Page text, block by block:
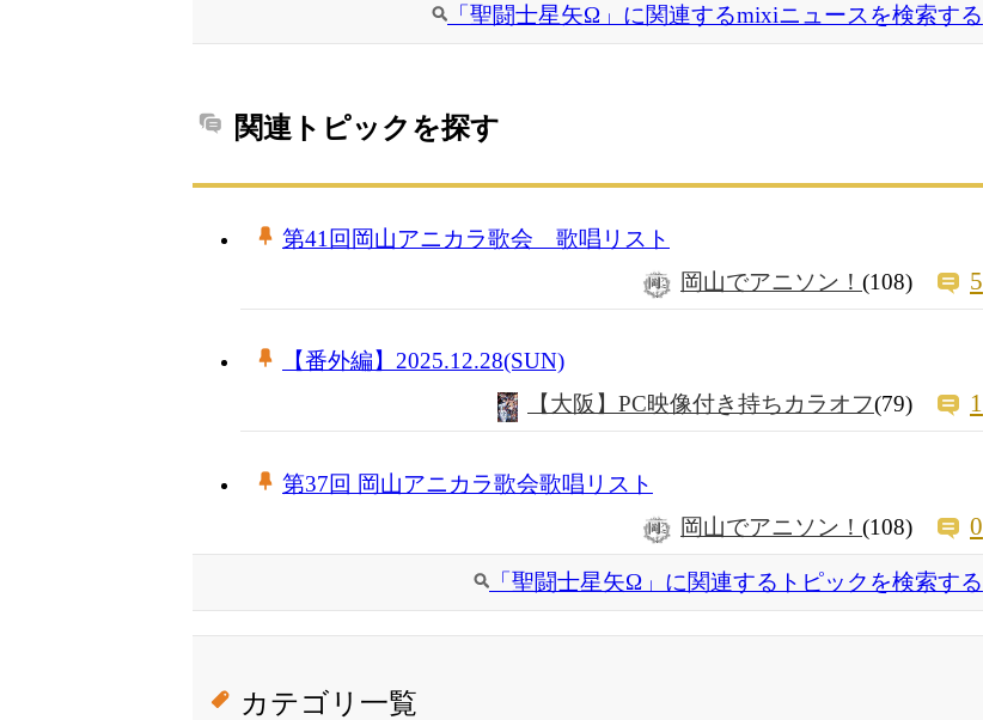
「聖闘士星矢Ω」に関連するmixiニュースを検索する
関連トピックを探す
第41回岡山アニカラ歌会 歌唱リスト
岡山でアニソン！ (108) 5
【番外編】2025.12.28(SUN)
【大阪】PC映像付き持ちカラオフ(79) 1
第37回 岡山アニカラ歌会歌唱リスト
岡山でアニソン！ (108) 0
「聖闘士星矢Ω」に関連するトピックを検索する
カテゴリ一覧